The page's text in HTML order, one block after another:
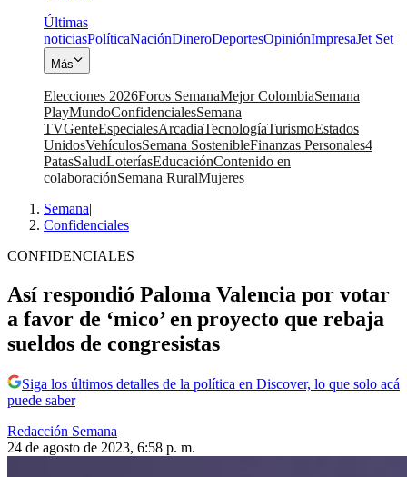
Últimas
noticiasPolíticaNaciónDineroDeportesOpiniónImpresaJet Set
Más
Elecciones 2026Foros SemanaMejor ColombiaSemana
PlayMundoConfidencialesSemana
TVGenteEspecialesArcadiaTecnologíaTurismoEstados
UnidosVehículosSemana SostenibleFinanzas Personales4
PatasSaludLoteríasEducaciónContenido en
colaboraciónSemana RuralMujeres
Semana|
Confidenciales
CONFIDENCIALES
Así respondió Paloma Valencia por votar
a favor de ‘mico’ en proyecto que rebaja
sueldos de congresistas
Siga los últimos detalles de la política en Discover, lo que solo acá
puede saber
Redacción Semana
24 de agosto de 2023, 6:58 p. m.